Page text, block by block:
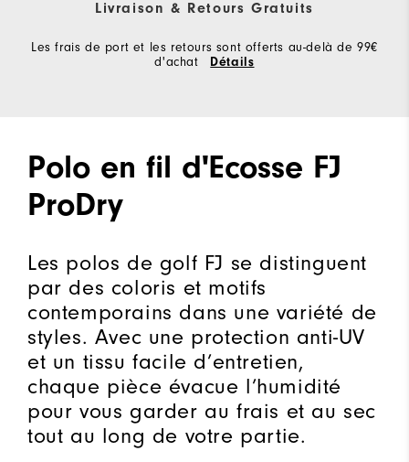
Livraison & Retours Gratuits
Les frais de port et les retours sont offerts au-delà de 99€
d'achat
Détails
Polo en fil d'Ecosse FJ
ProDry
Les polos de golf FJ se distinguent
par des coloris et motifs
contemporains dans une variété de
styles. Avec une protection anti-UV
et un tissu facile d’entretien,
chaque pièce évacue l’humidité
pour vous garder au frais et au sec
tout au long de votre partie.